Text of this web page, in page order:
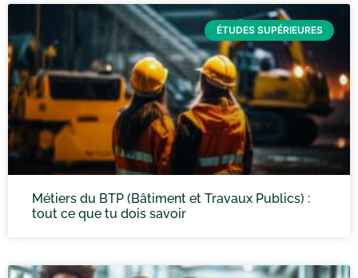
ÉTUDES SUPÉRIEURES
Métiers du BTP (Bâtiment et Travaux Publics) :
tout ce que tu dois savoir